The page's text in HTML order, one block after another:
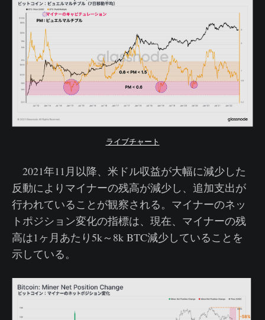
ライブチャート
2021年11月以降、米ドル収益が大幅に減少した
反動によりマイナーの残高が減少し、追加支出が
行われていることが観察される。マイナーのネッ
トポジション変化の指標は、現在、マイナーの残
高は1ヶ月あたり5k～8k BTC減少していることを
示している。